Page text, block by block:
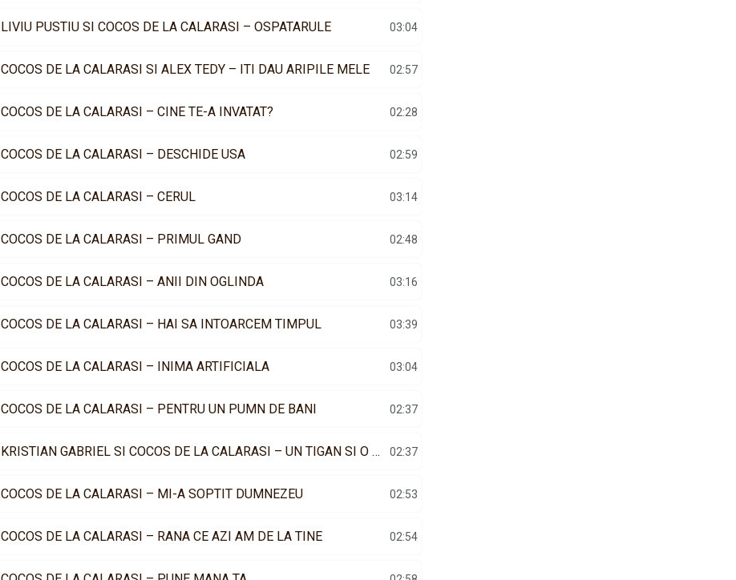
LIVIU PUSTIU SI COCOS DE LA CALARASI – OSPATARULE 03:04
COCOS DE LA CALARASI SI ALEX TEDY – ITI DAU ARIPILE MELE 02:57
COCOS DE LA CALARASI – CINE TE-A INVATAT? 02:28
COCOS DE LA CALARASI – DESCHIDE USA 02:59
COCOS DE LA CALARASI – CERUL 03:14
COCOS DE LA CALARASI – PRIMUL GAND 02:48
COCOS DE LA CALARASI – ANII DIN OGLINDA 03:16
COCOS DE LA CALARASI – HAI SA INTOARCEM TIMPUL 03:39
COCOS DE LA CALARASI – INIMA ARTIFICIALA 03:04
COCOS DE LA CALARASI – PENTRU UN PUMN DE BANI 02:37
KRISTIAN GABRIEL SI COCOS DE LA CALARASI – UN TIGAN SI O ROMANCA 02:37
COCOS DE LA CALARASI – MI-A SOPTIT DUMNEZEU 02:53
COCOS DE LA CALARASI – RANA CE AZI AM DE LA TINE 02:54